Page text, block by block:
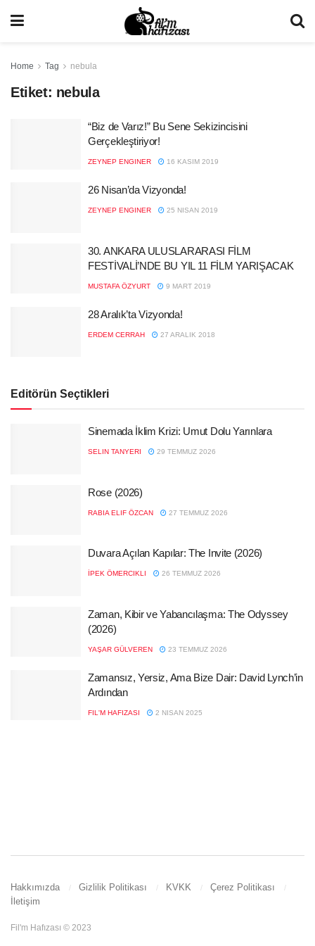
Home Tag nebula
Etiket: nebula
“Biz de Varız!” Bu Sene Sekizincisini
Gerçekleştiriyor!
ZEYNEP ENGINER 16 KASIM 2019
26 Nisan’da Vizyonda!
ZEYNEP ENGINER 25 NISAN 2019
30. ANKARA ULUSLARARASI FİLM
FESTİVALİ’NDE BU YIL 11 FİLM YARIŞACAK
MUSTAFA ÖZYURT 9 MART 2019
28 Aralık’ta Vizyonda!
ERDEM CERRAH 27 ARALIK 2018
Editörün Seçtikleri
Sinemada İklim Krizi: Umut Dolu Yarınlara
SELIN TANYERI 29 TEMMUZ 2026
Rose (2026)
RABIA ELIF ÖZCAN 27 TEMMUZ 2026
Duvara Açılan Kapılar: The Invite (2026)
İPEK ÖMERCIKLI 26 TEMMUZ 2026
Zaman, Kibir ve Yabancılaşma: The Odyssey
(2026)
YAŞAR GÜLVEREN 23 TEMMUZ 2026
Zamansız, Yersiz, Ama Bize Dair: David Lynch’in
Ardından
FIL'M HAFIZASI 2 NISAN 2025
Hakkımızda Gizlilik Politikası KVKK
Çerez Politikası
İletişim
Fil'm Hafızası © 2023